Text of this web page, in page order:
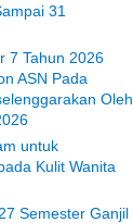
31
7 Tahun 2026
ASN Pada
Oleh
untuk
Kulit Wanita
Semester Ganjil